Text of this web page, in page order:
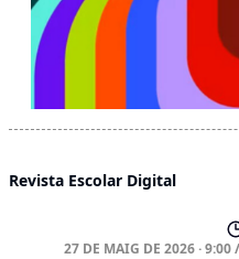
Revista Escolar Digital
27 DE MAIG DE 2026 · 9:00/